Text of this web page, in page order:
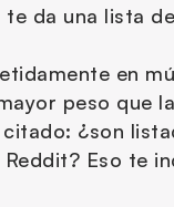
da una lista
en
peso que
¿son
Eso te